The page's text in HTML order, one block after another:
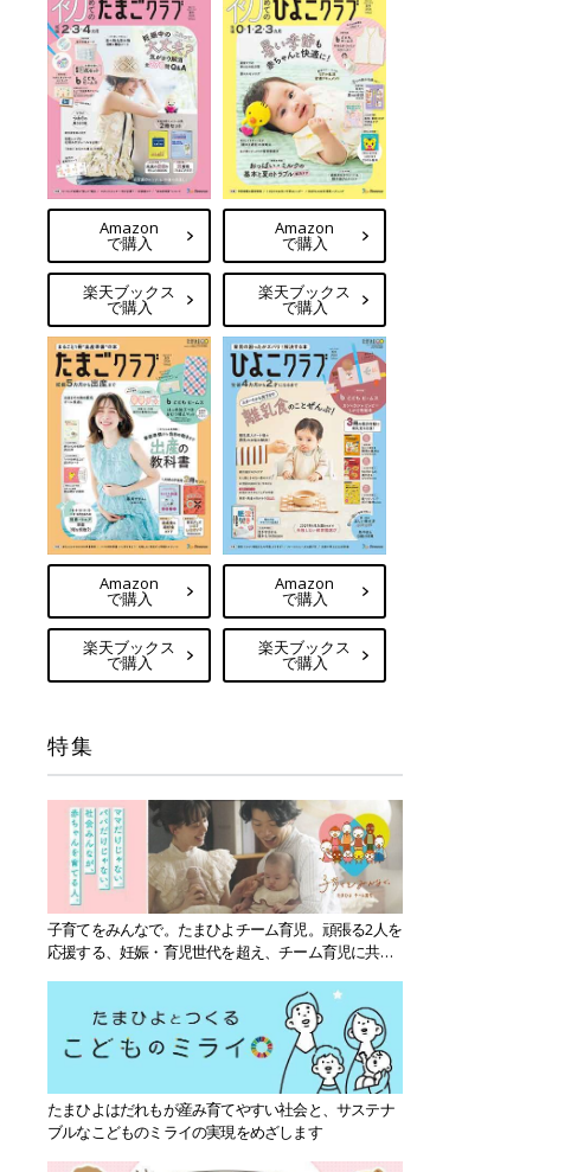
Amazon
で購入
楽天ブックス
で購入
Amazon
で購入
楽天ブックス
で購入
Amazon
で購入
楽天ブックス
で購入
Amazon
で購入
楽天ブックス
で購入
特集
子育てをみんなで。たまひよチーム育児。頑張る2人を
応援する、妊娠・育児世代を超え、チーム育児に共感
たまひよはだれもが産み育てやすい社会と、サステナ
ブルなこどものミライの実現をめざします